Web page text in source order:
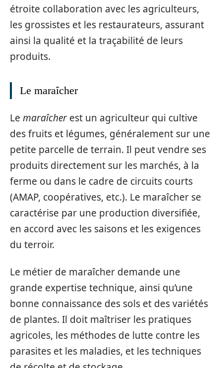
étroite collaboration avec les agriculteurs,
les grossistes et les restaurateurs, assurant
ainsi la qualité et la traçabilité de leurs
produits.
Le maraîcher
Le maraîcher est un agriculteur qui cultive
des fruits et légumes, généralement sur une
petite parcelle de terrain. Il peut vendre ses
produits directement sur les marchés, à la
ferme ou dans le cadre de circuits courts
(AMAP, coopératives, etc.). Le maraîcher se
caractérise par une production diversifiée,
en accord avec les saisons et les exigences
du terroir.
Le métier de maraîcher demande une
grande expertise technique, ainsi qu’une
bonne connaissance des sols et des variétés
de plantes. Il doit maîtriser les pratiques
agricoles, les méthodes de lutte contre les
parasites et les maladies, et les techniques